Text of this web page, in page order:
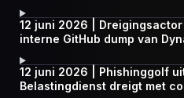
12 juni 2026 |
interne GitHub dump van
12 juni 2026 | Phishinggolf
Belastingdienst dreigt met